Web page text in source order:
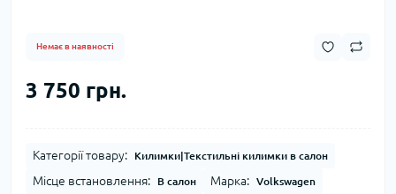
Немає в наявності
3 750 грн.
Категорії товару: Килимки|Текстильні килимки в салон
Місце встановлення: В салон Марка: Volkswagen